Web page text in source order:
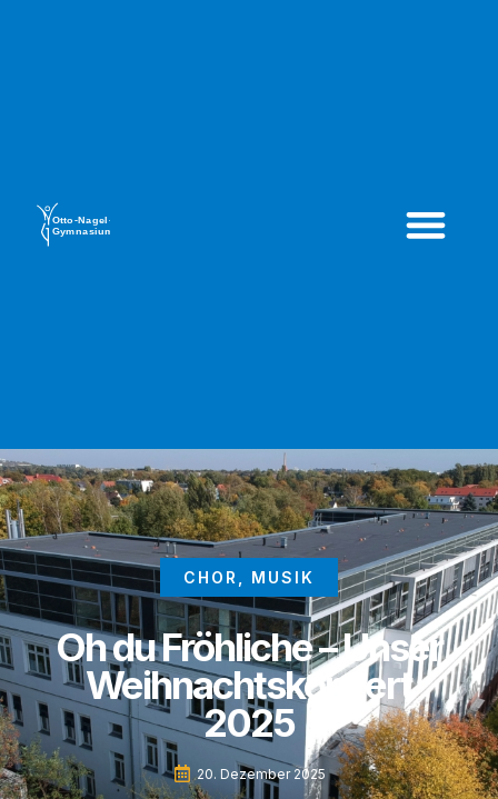
CHOR MUSIK
Oh du Fröhliche – Unser
Weihnachtskonzert
2025
20. Dezember 2025